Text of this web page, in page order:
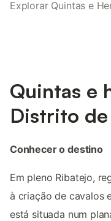
Explorar Quintas e
Quintas e
Distrito de
Conhecer o destino
Em pleno Ribatejo,
à criação de cavalos
está situada num